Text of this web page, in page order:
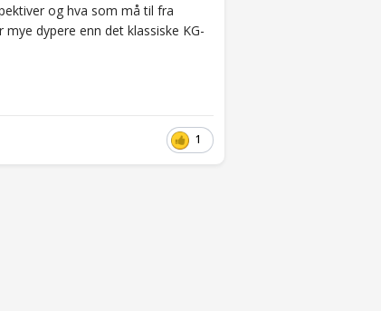
og hva som må til fra
dypere enn det klassiske KG-
1